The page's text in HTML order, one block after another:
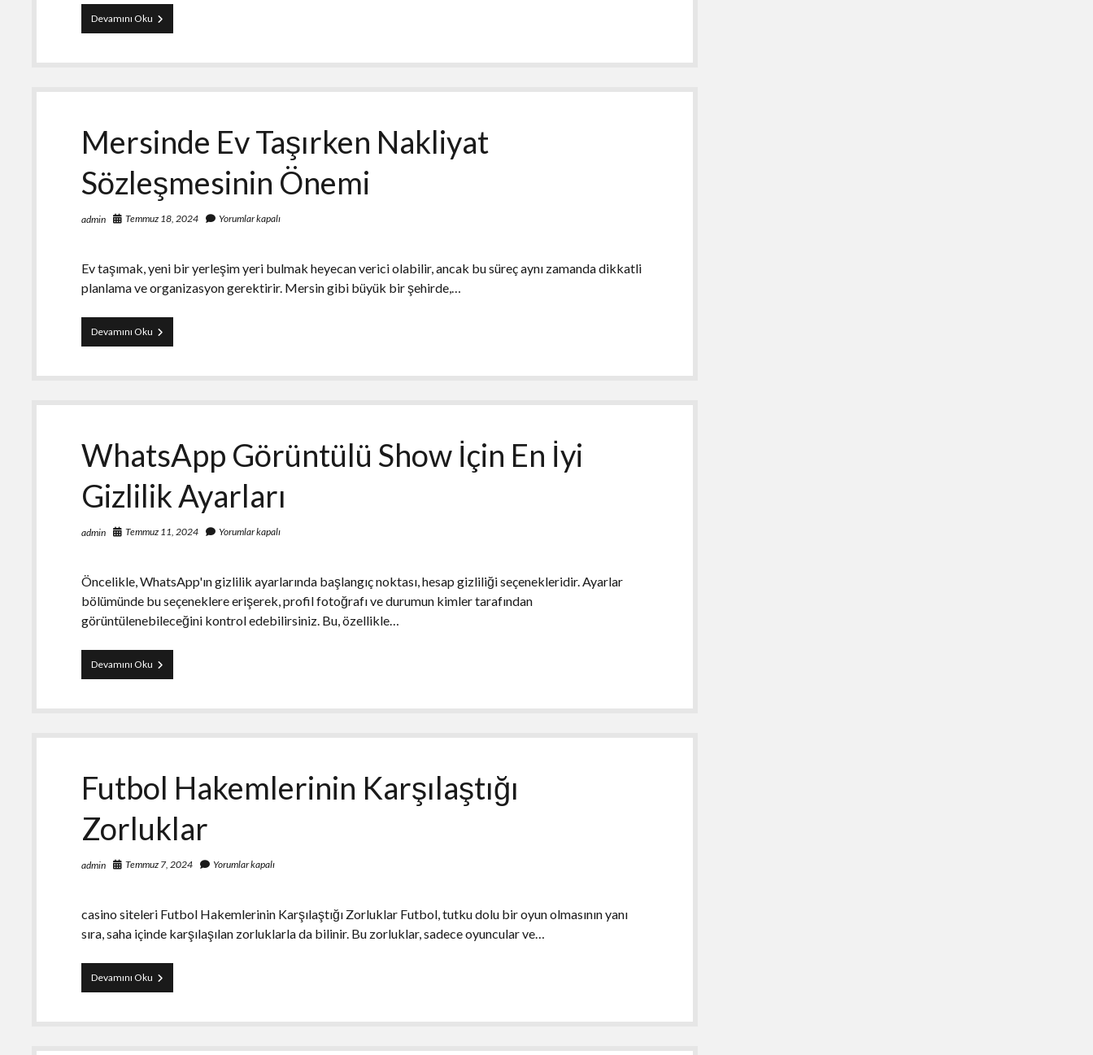
Devamını Oku Fuar
Standı
Mersinde Ev Taşırken Nakliyat
Sözleşmesinin Önemi
admin Temmuz 18, 2024 Yorumlar kapalı
Ev taşımak, yeni bir yerleşim yeri bulmak heyecan verici olabilir, ancak bu süreç aynı zamanda dikkatli
planlama ve organizasyon gerektirir. Mersin gibi büyük bir şehirde,…
Devamını Oku Mersinde
Ev
Nakliyat
Önemi
WhatsApp Görüntülü Show İçin En İyi
Gizlilik Ayarları
admin Temmuz 11, 2024 Yorumlar kapalı
Öncelikle, WhatsApp'ın gizlilik ayarlarında başlangıç noktası, hesap gizliliği seçenekleridir. Ayarlar
bölümünde bu seçeneklere erişerek, profil fotoğrafı ve durumun kimler tarafından
görüntülenebileceğini kontrol edebilirsiniz. Bu, özellikle…
Devamını Oku WhatsApp
Görüntülü
İçin
İyi
Futbol Hakemlerinin Karşılaştığı
Zorluklar
admin Temmuz 7, 2024 Yorumlar kapalı
casino siteleri Futbol Hakemlerinin Karşılaştığı Zorluklar Futbol, tutku dolu bir oyun olmasının yanı
sıra, saha içinde karşılaşılan zorluklarla da bilinir. Bu zorluklar, sadece oyuncular ve…
Devamını Oku Futbol
Hakemlerinin
Zorluklar